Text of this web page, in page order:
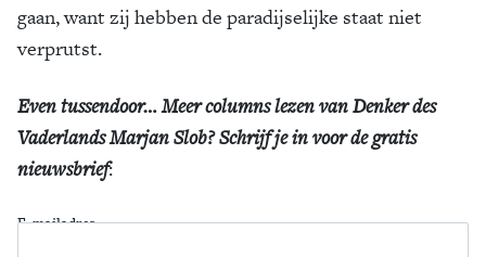
gaan, want zij hebben de paradijselijke staat niet
verprutst.
Even tussendoor… Meer columns lezen van Denker des
Vaderlands Marjan Slob? Schrijf je in voor de gratis
nieuwsbrief:
E-mailadres